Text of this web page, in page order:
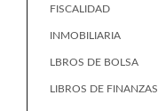
FISCALIDAD
INMOBILIARIA
LBROS DE BOLSA
LIBROS DE FINANZAS